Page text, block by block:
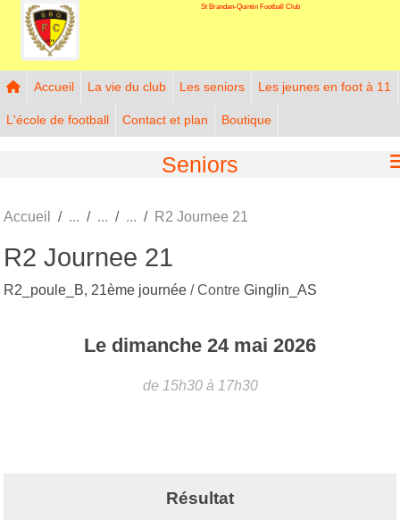
St Brandan-Quintin Football Club
Accueil La vie du club Les seniors Les jeunes en foot à 11
L'école de football Contact et plan Boutique
Seniors
Accueil R2 Journee 21
R2 Journee 21
R2_poule_B, 21ème journée / Contre Ginglin_AS
Le dimanche 24 mai 2026
de 15h30 à 17h30
Résultat
Panneau de gestion des cookies